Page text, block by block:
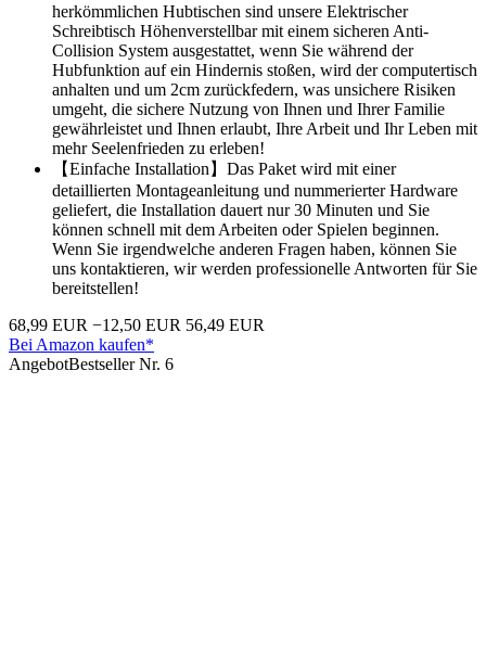
herkömmlichen Hubtischen sind unsere Elektrischer
Schreibtisch Höhenverstellbar mit einem sicheren Anti-
Collision System ausgestattet, wenn Sie während der
Hubfunktion auf ein Hindernis stoßen, wird der computertisch
anhalten und um 2cm zurückfedern, was unsichere Risiken
umgeht, die sichere Nutzung von Ihnen und Ihrer Familie
gewährleistet und Ihnen erlaubt, Ihre Arbeit und Ihr Leben mit
mehr Seelenfrieden zu erleben!
【Einfache Installation】Das Paket wird mit einer
detaillierten Montageanleitung und nummerierter Hardware
geliefert, die Installation dauert nur 30 Minuten und Sie
können schnell mit dem Arbeiten oder Spielen beginnen.
Wenn Sie irgendwelche anderen Fragen haben, können Sie
uns kontaktieren, wir werden professionelle Antworten für Sie
bereitstellen!
68,99 EUR −12,50 EUR 56,49 EUR
Bei Amazon kaufen*
AngebotBestseller Nr. 6